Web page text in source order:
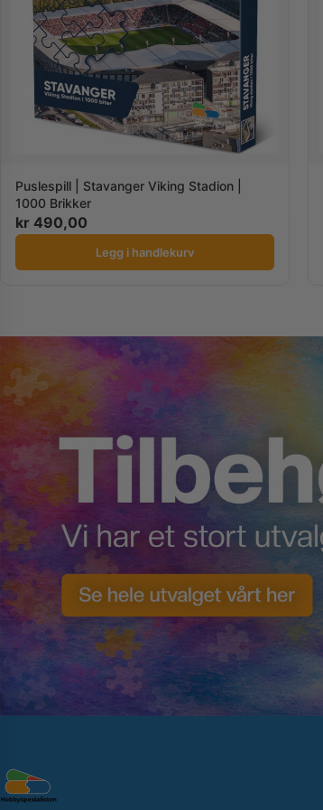
Puslespill | Stavanger Viking Stadion |
1000 Brikker
kr 490,00
Legg i handlekurv